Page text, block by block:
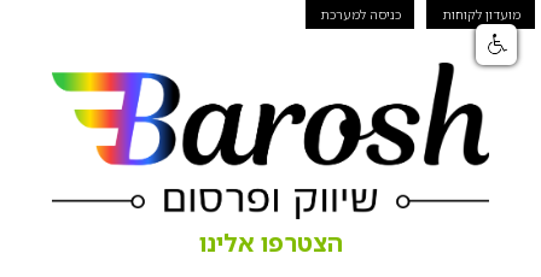
מועדון לקוחות כניסה למערכת
הצטרפו אלינו